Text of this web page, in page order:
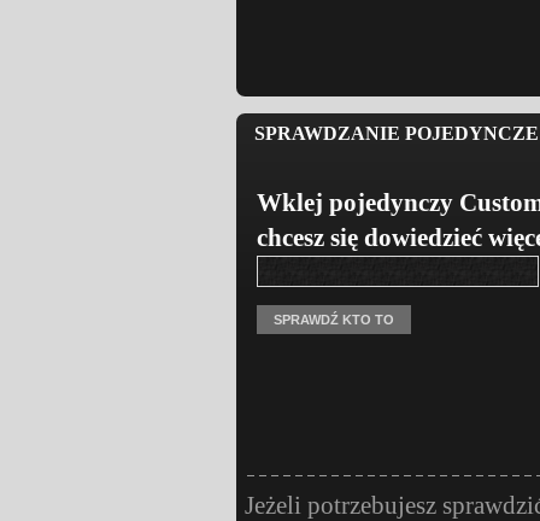
SPRAWDZANIE
Wklej pojedynczy
chcesz się dowiedzieć
Jeżeli potrzebujesz